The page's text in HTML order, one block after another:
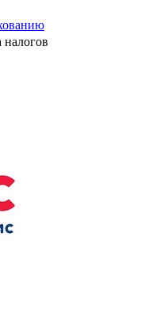
налогов